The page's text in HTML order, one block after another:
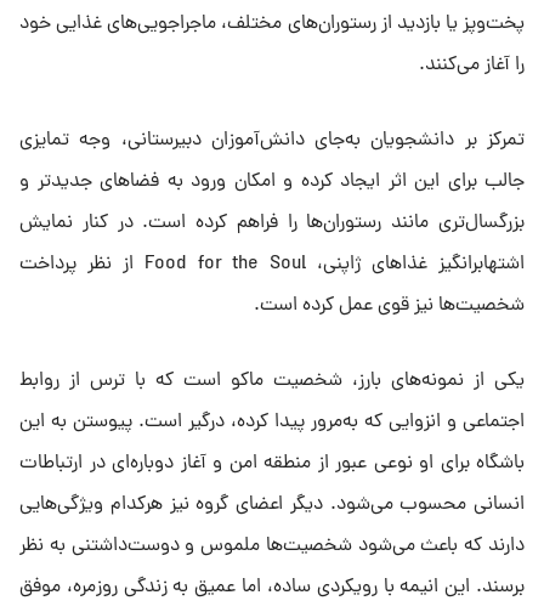
پخت‌وپز یا بازدید از رستوران‌های مختلف، ماجراجویی‌های غذایی خود
را آغاز می‌کنند.
تمرکز بر دانشجویان به‌جای دانش‌آموزان دبیرستانی، وجه تمایزی
جالب برای این اثر ایجاد کرده و امکان ورود به فضاهای جدیدتر و
بزرگسال‌تری مانند رستوران‌ها را فراهم کرده است. در کنار نمایش
اشتهابرانگیز غذاهای ژاپنی، Food for the Soul از نظر پرداخت
شخصیت‌ها نیز قوی عمل کرده است.
یکی از نمونه‌های بارز، شخصیت ماکو است که با ترس از روابط
اجتماعی و انزوایی که به‌مرور پیدا کرده، درگیر است. پیوستن به این
باشگاه برای او نوعی عبور از منطقه امن و آغاز دوباره‌ای در ارتباطات
انسانی محسوب می‌شود. دیگر اعضای گروه نیز هرکدام ویژگی‌هایی
دارند که باعث می‌شود شخصیت‌ها ملموس و دوست‌داشتنی به نظر
برسند. این انیمه با رویکردی ساده، اما عمیق به زندگی روزمره، موفق